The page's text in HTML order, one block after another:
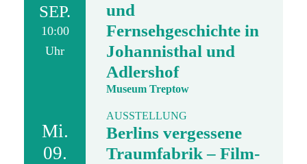
SEP.
10:00
Uhr
und
Fernsehgeschichte in
Johannisthal und
Adlershof
Museum Treptow
Mi.
09.
AUSSTELLUNG
Berlins vergessene
Traumfabrik – Film-